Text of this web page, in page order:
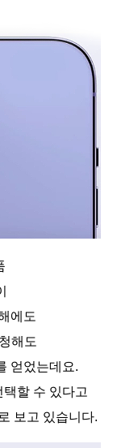
에도
해도
얻었는데요.
할 수 있다고
보고 있습니다.